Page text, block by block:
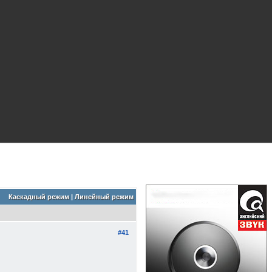
Каскадный режим| Линейный режим
#41